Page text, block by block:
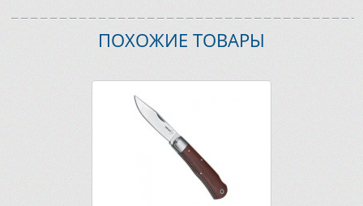
ПОХОЖИЕ ТОВАРЫ